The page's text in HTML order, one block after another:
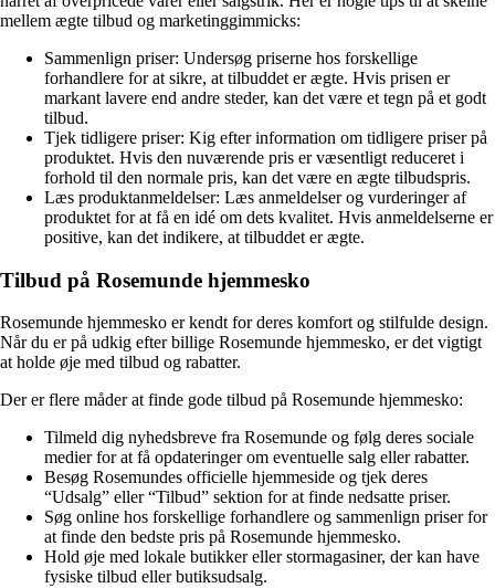
mellem ægte tilbud og marketinggimmicks:
Sammenlign priser: Undersøg priserne hos forskellige
forhandlere for at sikre, at tilbuddet er ægte. Hvis prisen er
markant lavere end andre steder, kan det være et tegn på et godt
tilbud.
Tjek tidligere priser: Kig efter information om tidligere priser på
produktet. Hvis den nuværende pris er væsentligt reduceret i
forhold til den normale pris, kan det være en ægte tilbudspris.
Læs produktanmeldelser: Læs anmeldelser og vurderinger af
produktet for at få en idé om dets kvalitet. Hvis anmeldelserne er
positive, kan det indikere, at tilbuddet er ægte.
Tilbud på Rosemunde hjemmesko
Rosemunde hjemmesko er kendt for deres komfort og stilfulde design.
Når du er på udkig efter billige Rosemunde hjemmesko, er det vigtigt
at holde øje med tilbud og rabatter.
Der er flere måder at finde gode tilbud på Rosemunde hjemmesko:
Tilmeld dig nyhedsbreve fra Rosemunde og følg deres sociale
medier for at få opdateringer om eventuelle salg eller rabatter.
Besøg Rosemundes officielle hjemmeside og tjek deres
“Udsalg” eller “Tilbud” sektion for at finde nedsatte priser.
Søg online hos forskellige forhandlere og sammenlign priser for
at finde den bedste pris på Rosemunde hjemmesko.
Hold øje med lokale butikker eller stormagasiner, der kan have
fysiske tilbud eller butiksudsalg.